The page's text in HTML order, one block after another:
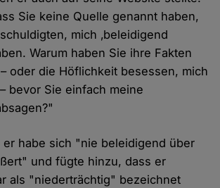
Sie keine Quelle genannt haben,
mich ‚beleidigend
Warum haben Sie ihre Fakten
oder die Höflichkeit besessen, mich
bevor Sie einfach meine
er habe sich "nie beleidigend über
und fügte hinzu, dass er
als "niederträchtig" bezeichnet